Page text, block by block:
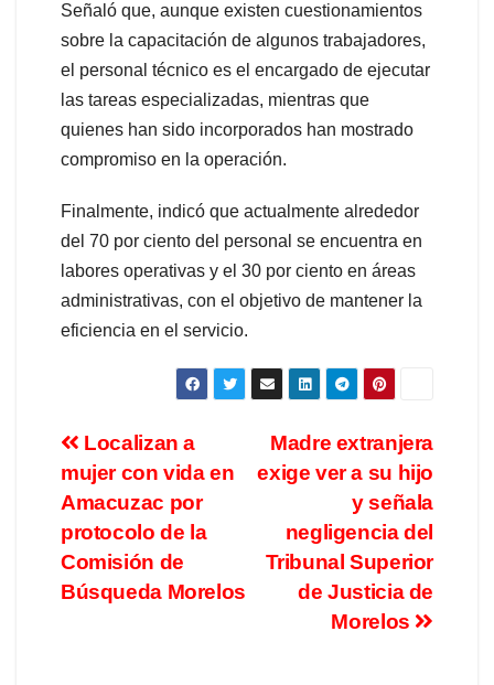
Señaló que, aunque existen cuestionamientos
sobre la capacitación de algunos trabajadores,
el personal técnico es el encargado de ejecutar
las tareas especializadas, mientras que
quienes han sido incorporados han mostrado
compromiso en la operación.
Finalmente, indicó que actualmente alrededor
del 70 por ciento del personal se encuentra en
labores operativas y el 30 por ciento en áreas
administrativas, con el objetivo de mantener la
eficiencia en el servicio.
Madre extranjera
exige ver a su hijo
y señala
negligencia del
Tribunal Superior
de Justicia de
Morelos
Localizan a
mujer con vida en
Amacuzac por
protocolo de la
Comisión de
Búsqueda Morelos